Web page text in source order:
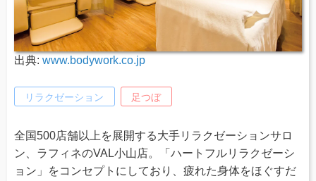
出典: www.bodywork.co.jp
リラクゼーション 足つぼ
全国500店舗以上を展開する大手リラクゼーションサロ
ン、ラフィネのVAL小山店。「ハートフルリラクゼーシ
ョン」をコンセプトにしており、疲れた身体をほぐすだ